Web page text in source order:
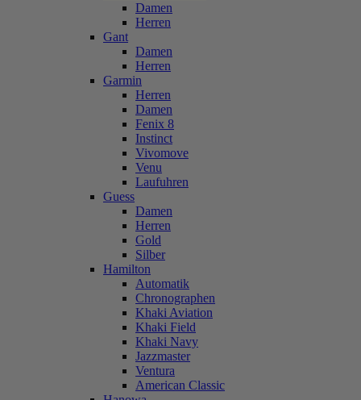
Damen
Herren
Gant
Damen
Herren
Garmin
Herren
Damen
Fenix 8
Instinct
Vivomove
Venu
Laufuhren
Guess
Damen
Herren
Gold
Silber
Hamilton
Automatik
Chronographen
Khaki Aviation
Khaki Field
Khaki Navy
Jazzmaster
Ventura
American Classic